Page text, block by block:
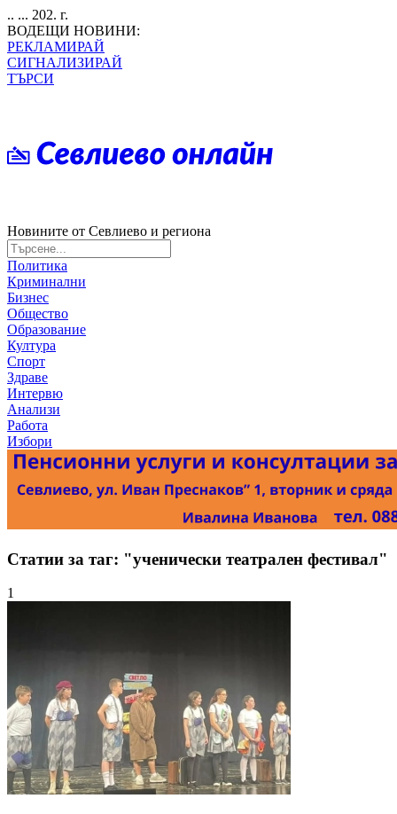
.. ... 202. г.
ВОДЕЩИ НОВИНИ:
РЕКЛАМИРАЙ
СИГНАЛИЗИРАЙ
ТЪРСИ
Новините от Севлиево и региона
Политика
Криминални
Бизнес
Общество
Образование
Култура
Спорт
Здраве
Интервю
Анализи
Работа
Избори
Статии за таг: "ученически театрален фестивал"
1